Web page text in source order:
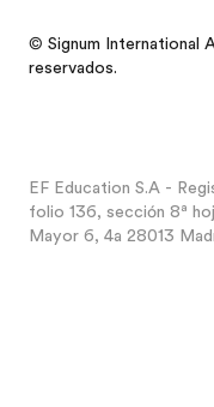
© Signum International
reservados.
EF Education S.A -
folio 136, sección 8ª
Mayor 6, 4a 28013